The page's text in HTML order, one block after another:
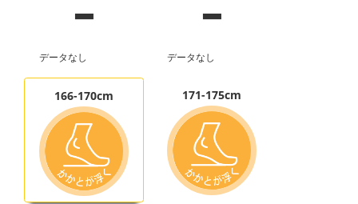
データなし データなし
166-170cm 171-175cm